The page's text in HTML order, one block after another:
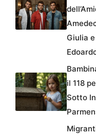
Giulia
il 118
Sotto